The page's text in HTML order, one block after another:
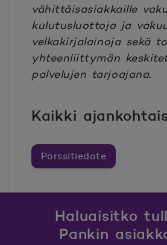
vähittäisasiakkaille
kulutusluottoja ja
velkakirjalainoja sekä
yhteenliittymän
palvelujen tarjoajana.
Kaikki
Pörssitiedote
Haluaisitko
Pankin